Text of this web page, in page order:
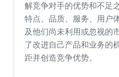
解竞争对手的优势和不足
特点、品质、服务、用户
及他们尚未利用或忽视的
了改进自己产品和业务的
距并创造竞争优势。